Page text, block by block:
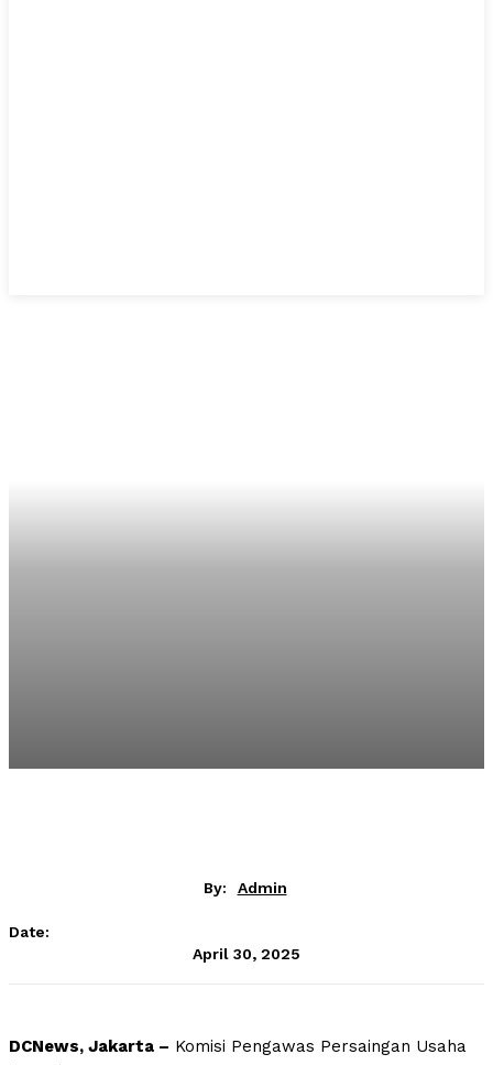
By: Admin
Date:
April 30, 2025
DCNews, Jakarta – Komisi Pengawas Persaingan Usaha